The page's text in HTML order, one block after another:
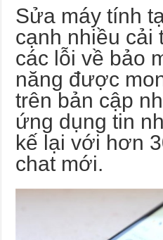
Sửa máy tính
cạnh nhiều cải
các lỗi về bảo
năng được
trên bản cập
ứng dụng tin
kế lại với hơn
chat mới.